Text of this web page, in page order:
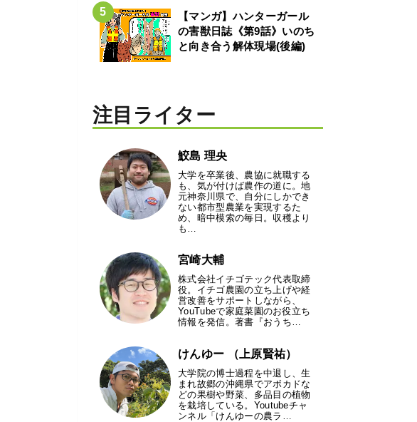
【マンガ】ハンターガール
の害獣日誌《第9話》いのち
と向き合う解体現場(後編)
注目ライター
鮫島 理央
大学を卒業後、農協に就職する
も、気が付けば農作の道に。地
元神奈川県で、自分にしかでき
ない都市型農業を実現するた
め、暗中模索の毎日。収穫より
も…
宮崎大輔
株式会社イチゴテック代表取締
役。イチゴ農園の立ち上げや経
営改善をサポートしながら、
YouTubeで家庭菜園のお役立ち
情報を発信。著書『おうち…
けんゆー （上原賢祐）
大学院の博士過程を中退し、生
まれ故郷の沖縄県でアボカドな
どの果樹や野菜、多品目の植物
を栽培している。Youtubeチャ
ンネル「けんゆーの農ラ…